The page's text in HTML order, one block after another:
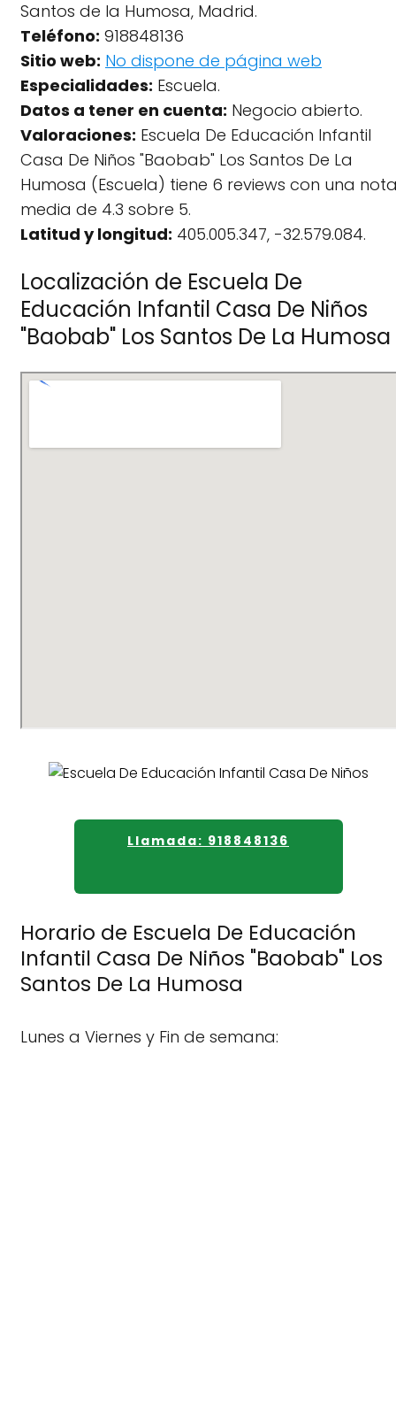
Santos de la Humosa, Madrid.
Teléfono: 918848136
Sitio web: No dispone de página web
Especialidades: Escuela.
Datos a tener en cuenta: Negocio abierto.
Valoraciones: Escuela De Educación Infantil
Casa De Niños "Baobab" Los Santos De La
Humosa (Escuela) tiene 6 reviews con una
media de 4.3 sobre 5.
Latitud y longitud: 405.005.347, -32.579.084.
Localización de Escuela De
Educación Infantil Casa De Niños
"Baobab" Los Santos De La Humosa
Llamada: 918848136
Horario de Escuela De Educación
Infantil Casa De Niños "Baobab" Los
Santos De La Humosa
Lunes a Viernes y Fin de semana: